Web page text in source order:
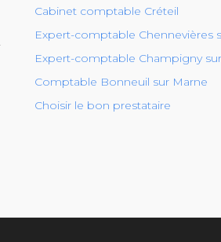
Cabinet comptable Créteil
Expert-comptable Chennevières
Expert-comptable Champigny
Comptable Bonneuil sur Marne
Choisir le bon prestataire